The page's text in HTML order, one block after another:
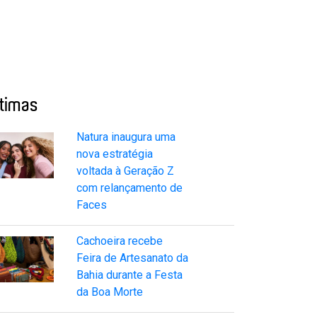
Natura inaugura uma
nova estratégia
voltada à Geração Z
com relançamento de
Faces
Cachoeira recebe
Feira de Artesanato da
Bahia durante a Festa
da Boa Morte